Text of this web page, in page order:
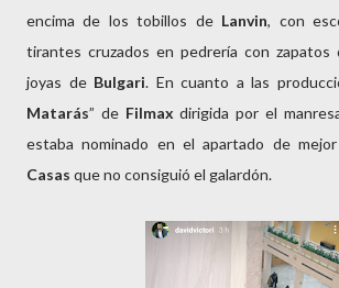
encima de los tobillos de Lanvin, con
tirantes cruzados en pedrería con zapatos
joyas deBulgari. En cuanto a las
Matarás” de Filmaxdirigida por el
estaba nominado en el apartado de
Casas que no consiguió el galardón.